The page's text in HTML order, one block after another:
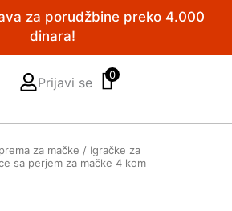
za porudžbine preko 4.000
dinara!
Prijavi se 0
za mačke / Igračke za
sa perjem za mačke 4 kom